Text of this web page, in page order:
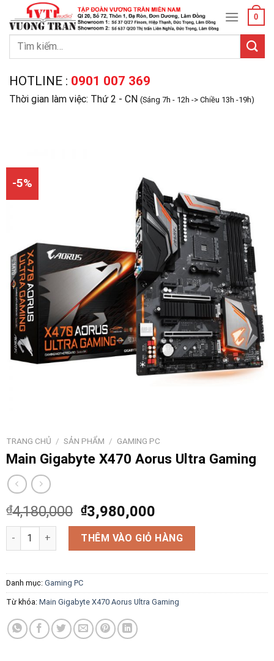
content
0
Tìm
HOTLINE : 0901 007 369
Thời gian làm việc: Thứ 2 - CN (Sáng 7h - 12h -> Chiều 13h -19h)
-5%
TRANG CHỦ / SẢN PHẨM / GAMING PC
Main Gigabyte X470 Aorus Ultra Gaming
₫4,180,000 ₫3,980,000
Main Gigabyte X470 Aorus Ultra Gaming số lượng
THÊM VÀO GIỎ HÀNG
Danh mục: Gaming PC
Từ khóa: Main Gigabyte X470 Aorus Ultra Gaming